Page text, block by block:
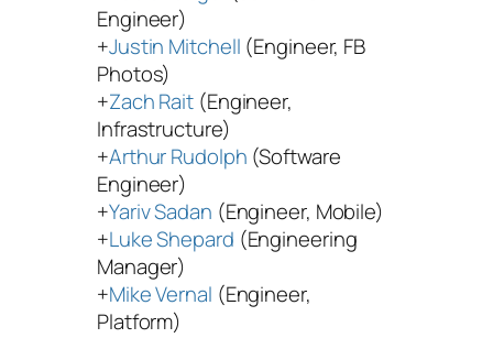
Engineer)
+Justin Mitchell (Engineer, FB
Photos)
+Zach Rait (Engineer,
Infrastructure)
+Arthur Rudolph (Software
Engineer)
+Yariv Sadan (Engineer, Mobile)
+Luke Shepard (Engineering
Manager)
+Mike Vernal (Engineer,
Platform)